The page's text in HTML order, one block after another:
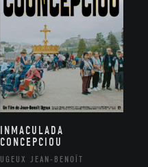
INMACULADA
CONCEPCIOU
UGEUX JEAN-BENOÎT